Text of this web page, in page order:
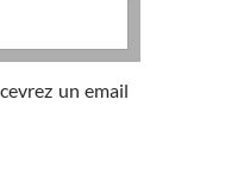
un email